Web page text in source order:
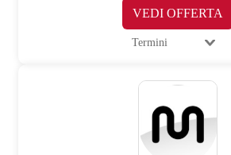
VEDI OFFERTA
Termini